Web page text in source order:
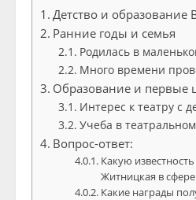
Детство и
Ранние годы и семья
Родилась в
Много времени
Образование и первые
Интерес к театру с
Учеба в
Вопрос-ответ:
Какую
Житницкая в
Какие награды